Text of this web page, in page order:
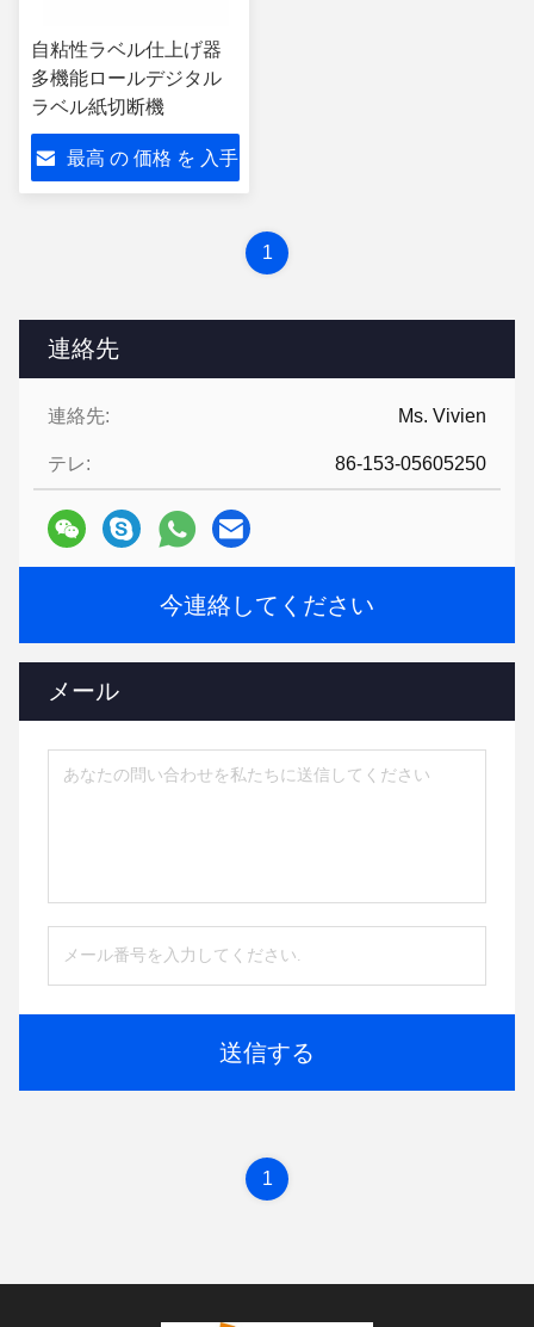
連絡先
連絡先: Ms. Vivien
テレ: 86-153-05605250
今連絡してください
メール
送信する
自粘性ラベル仕上げ器
多機能ロールデジタル
ラベル紙切断機
最高 の 価格 を 入手
1
1